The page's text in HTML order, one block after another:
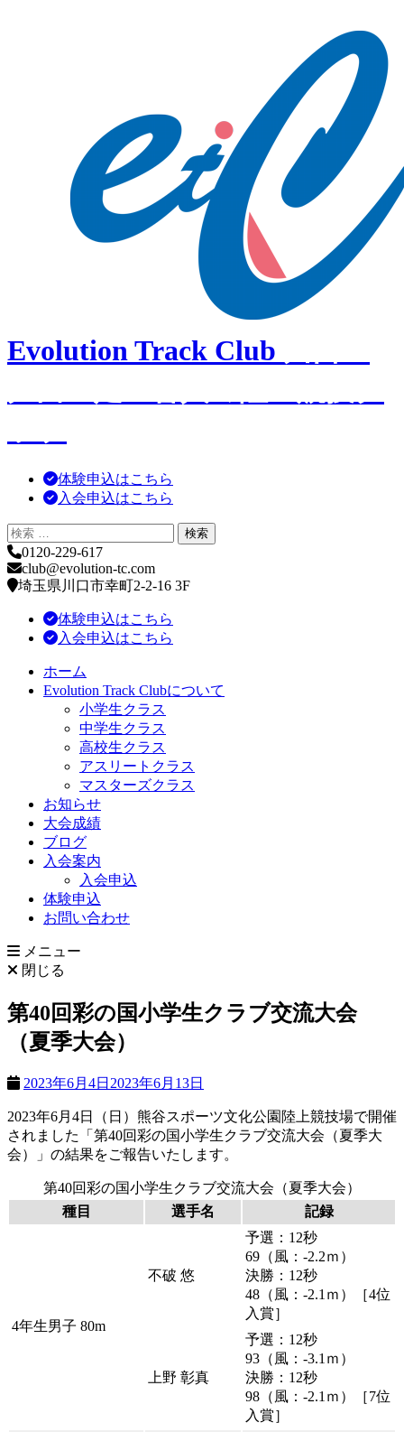
Evolution Track Club
体験申込はこちら
入会申込はこちら
0120-229-617
club@evolution-tc.com
埼玉県川口市幸町2-2-16 3F
体験申込はこちら
入会申込はこちら
ホーム
Evolution Track Clubについて
小学生クラス
中学生クラス
高校生クラス
アスリートクラス
マスターズクラス
お知らせ
大会成績
ブログ
入会案内
入会申込
体験申込
お問い合わせ
メニュー
閉じる
第40回彩の国小学生クラブ交流大会
（夏季大会）
2023年6月4日 2023年6月13日
2023年6月4日（日）熊谷スポーツ文化公園陸上競技場で開催
されました「第40回彩の国小学生クラブ交流大会（夏季大
会）」の結果をご報告いたします。
第40回彩の国小学生クラブ交流大会（夏季大会）
種目
選手名 記録
4年生男子 80m
不破 悠
予選：12秒
69（風：-2.2ｍ）
決勝：12秒
48（風：-2.1ｍ）［4位
入賞］
上野 彰真
予選：12秒
93（風：-3.1ｍ）
決勝：12秒
98（風：-2.1ｍ）［7位
入賞］